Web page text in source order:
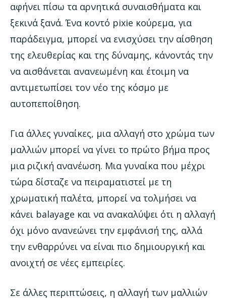
αφήνει πίσω τα αρνητικά συναισθήματα και
ξεκινά ξανά. Ένα κοντό pixie κούρεμα, για
παράδειγμα, μπορεί να ενισχύσει την αίσθηση
της ελευθερίας και της δύναμης, κάνοντάς την
να αισθάνεται ανανεωμένη και έτοιμη να
αντιμετωπίσει τον νέο της κόσμο με
αυτοπεποίθηση.
Για άλλες γυναίκες, μια αλλαγή στο χρώμα των
μαλλιών μπορεί να γίνει το πρώτο βήμα προς
μια ριζική ανανέωση. Μια γυναίκα που μέχρι
τώρα δίσταζε να πειραματιστεί με τη
χρωματική παλέτα, μπορεί να τολμήσει να
κάνει balayage και να ανακαλύψει ότι η αλλαγή
όχι μόνο ανανεώνει την εμφάνισή της, αλλά
την ενθαρρύνει να είναι πιο δημιουργική και
ανοιχτή σε νέες εμπειρίες.
Σε άλλες περιπτώσεις, η αλλαγή των μαλλιών